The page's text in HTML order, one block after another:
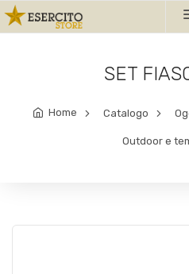
SET
Home Catalogo
Outdoor e